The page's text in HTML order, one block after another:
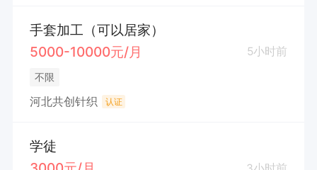
手套加工（可以居家）
5000-10000元/月
5小时前
不限
河北共创针织 认证
学徒